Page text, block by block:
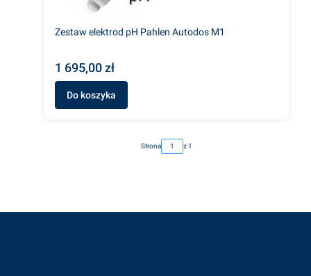
Zestaw elektrod pH Pahlen Autodos M1
1 695,00 zł
Do koszyka
Strona z 1